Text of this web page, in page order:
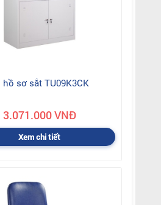
hồ sơ sắt TU09K3CK
3.071.000 VNĐ
Xem chi tiết